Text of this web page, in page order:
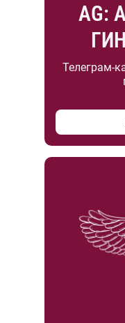
AG:
Телеграм-